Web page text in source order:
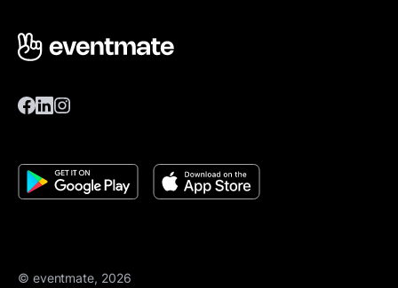
© eventmate, 2026